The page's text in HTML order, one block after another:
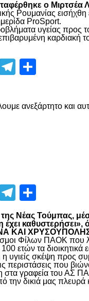
ο Μιρτσέα
Ρουμανίας
ProSport.
υγείας προς
καρδιακή
Telegram
ανεξάρτητο και
Telegram
Νέας Τούμπας,
έχει
ΧΡΥΣΟΥΠΟΛΗΣ).
Φίλων ΠΑΟΚ που
ετών τα
η υγιείς σκέψη προς
που
γραφεία του ΑΣ
δικιά μας